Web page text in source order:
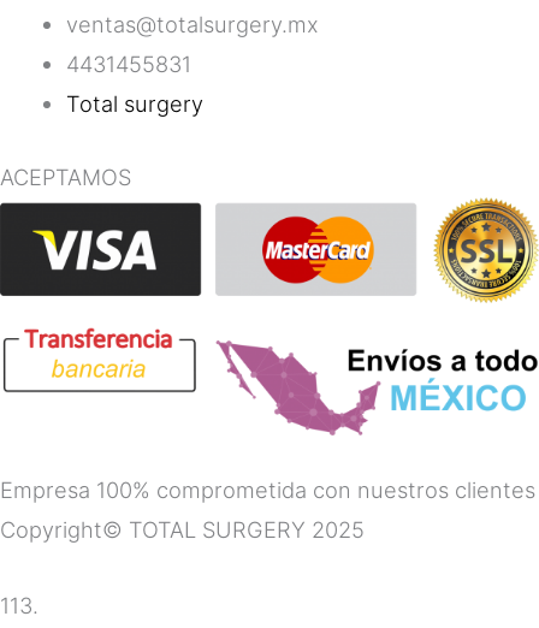
ventas@totalsurgery.mx
4431455831
Total surgery
ACEPTAMOS
Empresa 100% comprometida con nuestros clientes
Copyright© TOTAL SURGERY 2025
113.